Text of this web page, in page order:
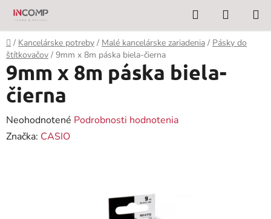
Prejsť
obsah
Hľadať
KOŠÍK
Domov
/ Kancelárske potreby / Malé kancelárske zariadenia / Pásky do
štítkovačov / 9mm x 8m páska biela-čierna
9mm x 8m páska biela-
čierna
Priemerné
hodnotenie
Neohodnotené Podrobnosti hodnotenia
Značka: CASIO